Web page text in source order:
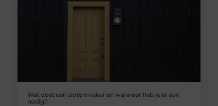
Wat doet een slotenmaker en wanneer heb je er een
nodig?